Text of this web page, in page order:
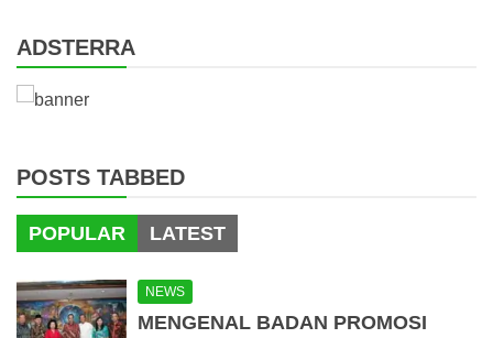
ADSTERRA
POSTS TABBED
POPULAR LATEST
NEWS
MENGENAL BADAN PROMOSI